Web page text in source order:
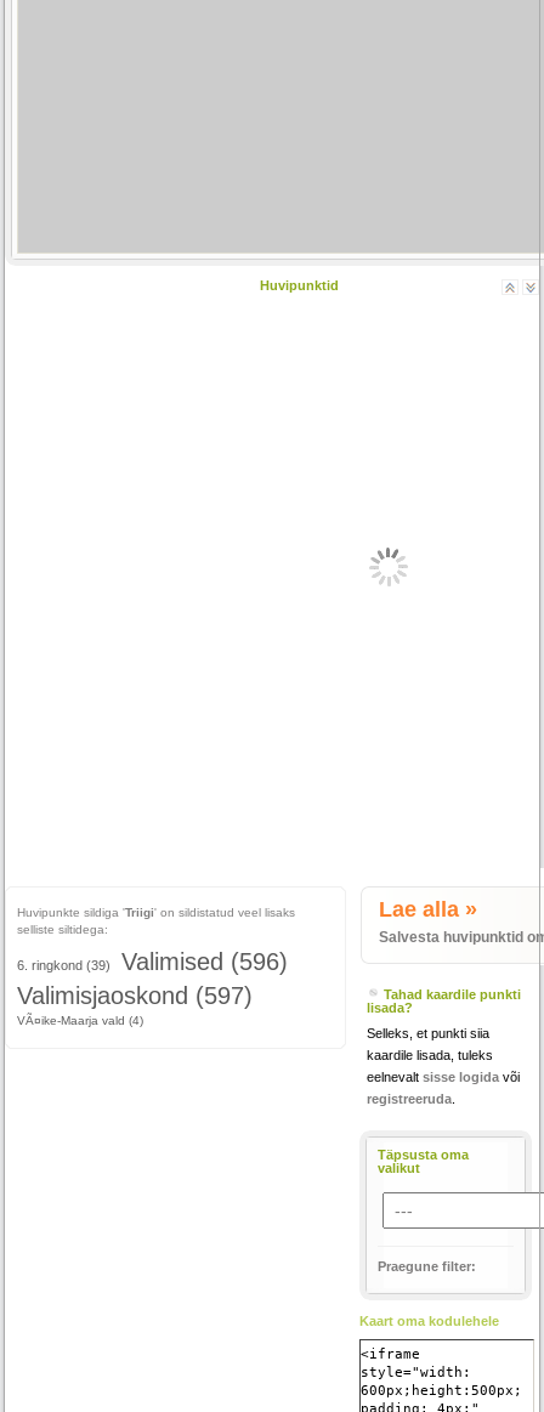
Huvipunktid
Huvipunkte sildiga 'Triigi' on sildistatud veel lisaks
selliste siltidega:
6. ringkond (39)
Valimised (596)
Valimisjaoskond (597)
VÃ¤ike-Maarja vald (4)
Lae alla »
Salvesta huvipunktid
Tahad kaardile punkti
lisada?
Selleks, et punkti siia
kaardile lisada, tuleks
eelnevalt sisse logidavõi
registreeruda.
Täpsusta oma
valikut
Praegune filter:
Kaart oma kodulehele